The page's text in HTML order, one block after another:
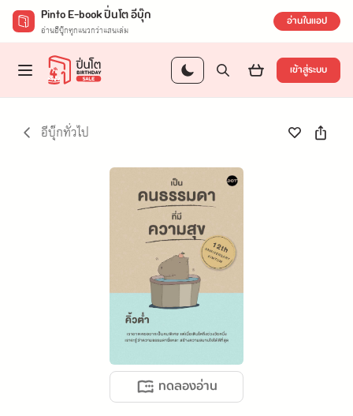
Pinto E-book ปิ่นโต อีบุ๊ก
อ่านอีบุ๊กทุกแนวกว่าแสนเล่ม อ่านในแอป
เข้าสู่ระบบ
อีบุ๊กทั่วไป
ทดลองอ่าน